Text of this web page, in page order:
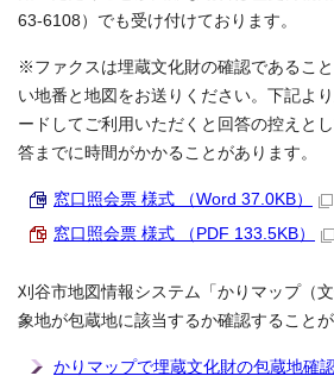
63-6108）でも受け付けております。
※ファクスは埋蔵文化財の確認であるこ
い地番と地図をお送りください。下記よ
ードしてご利用いただくと回答の控えと
答までに時間がかかることがあります。
窓口照会票 様式 （Word 37.0KB）
窓口照会票 様式 （PDF 133.5KB）
刈谷市地図情報システム「かりマップ（
象地が包蔵地に該当するか確認することが
かりマップで埋蔵文化財の包蔵地確